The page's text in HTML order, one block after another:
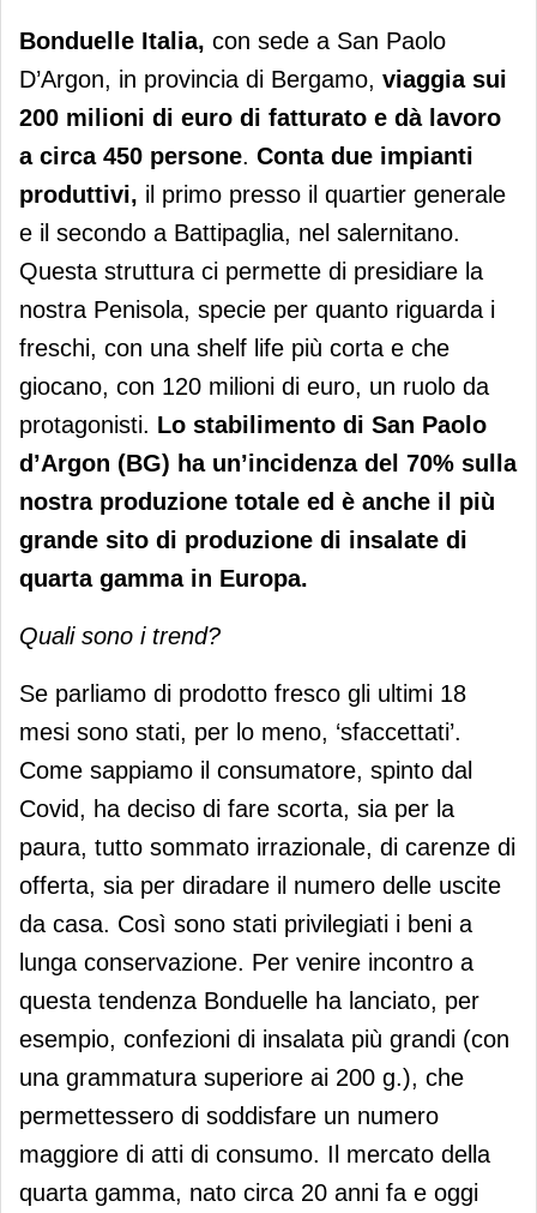
Bonduelle Italia, con sede a San Paolo
D’Argon, in provincia di Bergamo, viaggia sui
200 milioni di euro di fatturato e dà lavoro
a circa 450 persone. Conta due impianti
produttivi, il primo presso il quartier generale
e il secondo a Battipaglia, nel salernitano.
Questa struttura ci permette di presidiare la
nostra Penisola, specie per quanto riguarda i
freschi, con una shelf life più corta e che
giocano, con 120 milioni di euro, un ruolo da
protagonisti. Lo stabilimento di San Paolo
d’Argon (BG) ha un’incidenza del 70% sulla
nostra produzione totale ed è anche il più
grande sito di produzione di insalate di
quarta gamma in Europa.
Quali sono i trend?
Se parliamo di prodotto fresco gli ultimi 18
mesi sono stati, per lo meno, ‘sfaccettati’.
Come sappiamo il consumatore, spinto dal
Covid, ha deciso di fare scorta, sia per la
paura, tutto sommato irrazionale, di carenze di
offerta, sia per diradare il numero delle uscite
da casa. Così sono stati privilegiati i beni a
lunga conservazione. Per venire incontro a
questa tendenza Bonduelle ha lanciato, per
esempio, confezioni di insalata più grandi (con
una grammatura superiore ai 200 g.), che
permettessero di soddisfare un numero
maggiore di atti di consumo. Il mercato della
quarta gamma, nato circa 20 anni fa e oggi